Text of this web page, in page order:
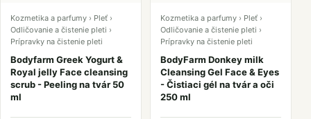
Kozmetika a parfumy › Pleť ›
Odličovanie a čistenie pleti ›
Prípravky na čistenie pleti
Bodyfarm Greek Yogurt &
Royal jelly Face cleansing
scrub - Peeling na tvár 50
ml
Kozmetika a parfumy › Pleť ›
Odličovanie a čistenie pleti ›
Prípravky na čistenie pleti
BodyFarm Donkey milk
Cleansing Gel Face & Eyes
- Čistiaci gél na tvár a oči
250 ml